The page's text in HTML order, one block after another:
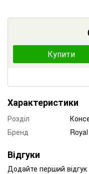
Купити
Характеристики
Розділ
Бренд
Відгуки
Додайте перший відгук